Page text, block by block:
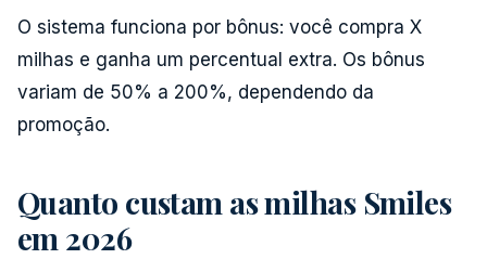
O sistema funciona por bônus: você compra X
milhas e ganha um percentual extra. Os bônus
variam de 50% a 200%, dependendo da
promoção.
Quanto custam as milhas Smiles
em 2026